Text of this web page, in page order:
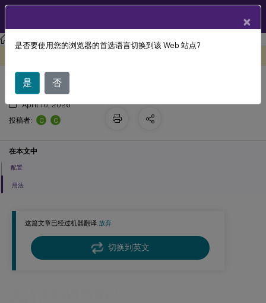
Linux 虚拟投递代理 Linux 虚拟投递代理 2204
这篇文章已经过机器翻译.放弃
切换到英文
支持多种语言输入
April 10, 2026
投稿者:
C C
在本文中
配置
用法
×
是否要使用您的浏览器的首选语言切换到该 Web 站点?
是 否